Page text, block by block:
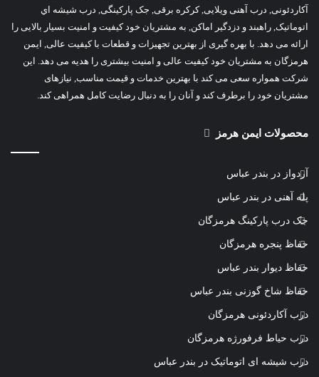
آکاردئونی, درب آهنی ویلایی, کرکره برقی, جک پارکینگی, درب شیشه اي
اتوماتیک, راهبند و دزدگیر اماکن, به مشتریان خود کیفیت و امنیت بسیار بالایی را
ارائه می دهد. با بهره گیری از بهترین تجهیزات و قطعات با کیفیت عالی, ایمن
هرمزگان به مشتریان خود کیفیت عالی و امنیت بیشتری را هدیه می دهد. این
شرکت همواره سعی می کند با بهترین خدمات و قیمت مناسب, نیازهای
مشتریان خود را برطرف کند و آنان را به دنبال رضایت کامل همراهی کند.
محصولات ایمن هرمز
آردواز در بندر عباس
پله آهنی در بندر عباس
جک درب پارکینگ هرمزگان
حفاظ پنجره هرمزگان
حفاظ دیوار بندر عباس
حفاظ شاخ گوزنی بندر عباس
درب آکاردئونی هرمزگان
درب حیاط فرفورژه هرمزگان
درب شیشه ای اتوماتیک در بندر عباس